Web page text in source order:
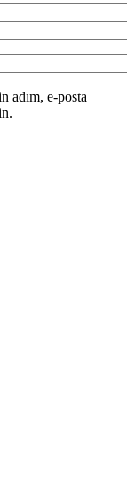
adım, e-posta